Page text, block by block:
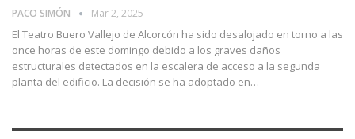
PACO SIMÓN Mar 2, 2025
El Teatro Buero Vallejo de Alcorcón ha sido desalojado en torno a las
once horas de este domingo debido a los graves daños
estructurales detectados en la escalera de acceso a la segunda
planta del edificio. La decisión se ha adoptado en…